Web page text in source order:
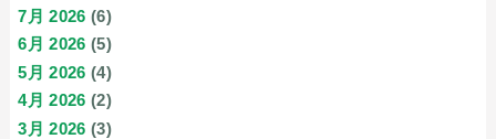
7月 2026 (6)
6月 2026 (5)
5月 2026 (4)
4月 2026 (2)
3月 2026 (3)